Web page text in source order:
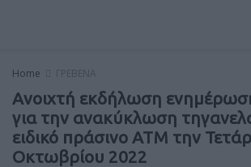
Home ΓΡΕΒΕΝΑ
Ανοιχτή εκδήλωση
για την ανακύκλωση
ειδικό πράσινο ΑΤΜ την
Οκτωβρίου 2022